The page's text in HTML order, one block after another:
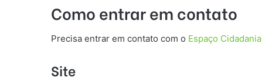
Como entrar em contato
Precisa entrar em contato com o Espaço Cidadania
Site